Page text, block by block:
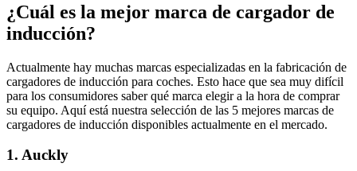
¿Cuál es la mejor marca de cargador de
inducción?
Actualmente hay muchas marcas especializadas en la fabricación de
cargadores de inducción para coches. Esto hace que sea muy difícil
para los consumidores saber qué marca elegir a la hora de comprar
su equipo. Aquí está nuestra selección de las 5 mejores marcas de
cargadores de inducción disponibles actualmente en el mercado.
1. Auckly